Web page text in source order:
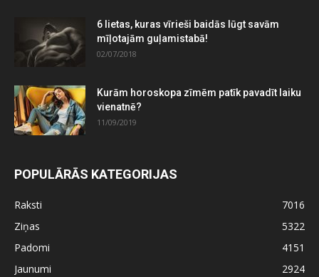
6 lietas, kuras vīrieši baidās lūgt savām
mīļotajām guļamistabā!
02/07/2018
Kurām horoskopa zīmēm patīk pavadīt laiku
vienatnē?
11/09/2019
POPULĀRĀS KATEGORIJAS
Raksti
7016
Ziņas
5322
Padomi
4151
Jaunumi
2924